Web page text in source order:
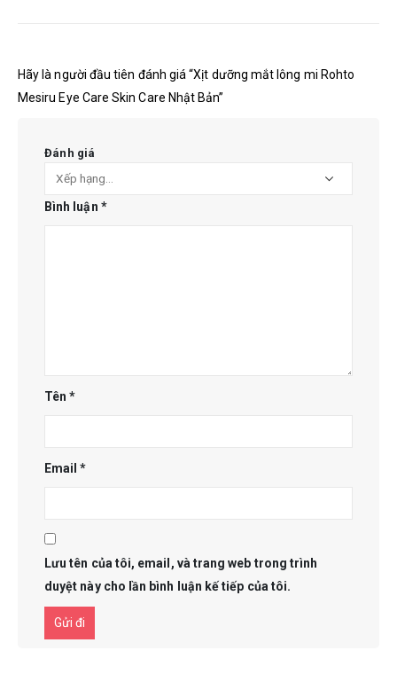
Hãy là người đầu tiên đánh giá “Xịt dưỡng mắt lông mi Rohto
Mesiru Eye Care Skin Care Nhật Bản”
Đánh giá
Bình luận *
Tên*
Email*
Lưu tên của tôi, email, và trang web trong trình
duyệt này cho lần bình luận kế tiếp của tôi.